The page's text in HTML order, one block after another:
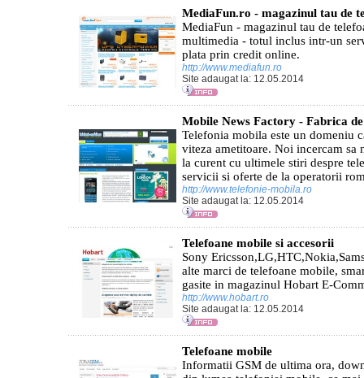
MediaFun.ro - magazinul tau de
MediaFun - magazinul tau de
multimedia - totul inclus intr-un
plata prin credit online.
http://www.mediafun.ro
Site adaugat la: 12.05.2014
Mobile News Factory - Fabrica
Telefonia mobila este un domeniu
viteza ametitoare. Noi incercam sa
la curent cu ultimele stiri despre
servicii si oferte de la operatorii
http://www.telefonie-mobila.ro
Site adaugat la: 12.05.2014
Telefoane mobile si accesorii
Sony
alte marci de telefoane mobile,
gasite in magazinul Hobart E-
http://www.hobart.ro
Site adaugat la: 12.05.2014
Telefoane mobile
Informatii GSM de ultima ora,